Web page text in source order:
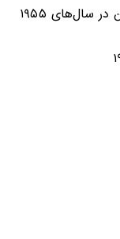
۲. دخالت در جنگ به نفع تایوان علیه چین در سال‌های ۱۹۵۵